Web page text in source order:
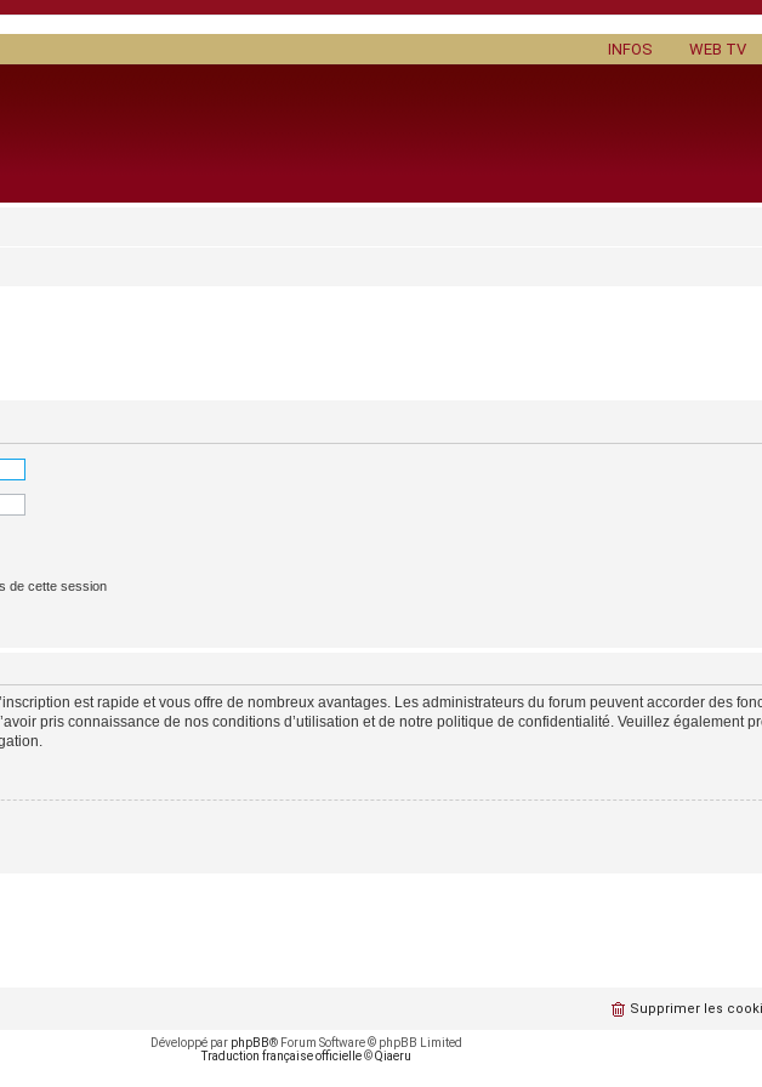
WEB TV
INFOS
de cette session
est rapide et vous offre de nombreux avantages. Les administrateurs du forum peuvent accorder des
pris connaissance de nos conditions d’utilisation et de notre politique de confidentialité. Veuillez également
Supprimer les
Développé par phpBB® Forum Software © phpBB Limited
Traduction française officielle©Qiaeru